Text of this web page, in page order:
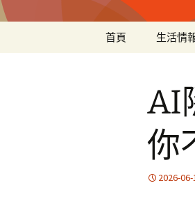
首頁 生活情
AI
你
2026-